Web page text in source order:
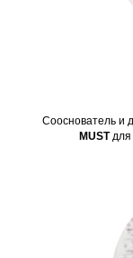
Сооснователь и
MUSTдля